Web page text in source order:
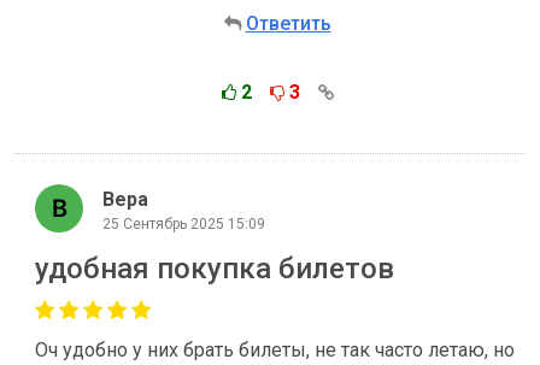
Ответить
2 3
Вера
25 Сентябрь 2025 15:09
удобная покупка билетов
Оч удобно у них брать билеты, не так часто летаю, но